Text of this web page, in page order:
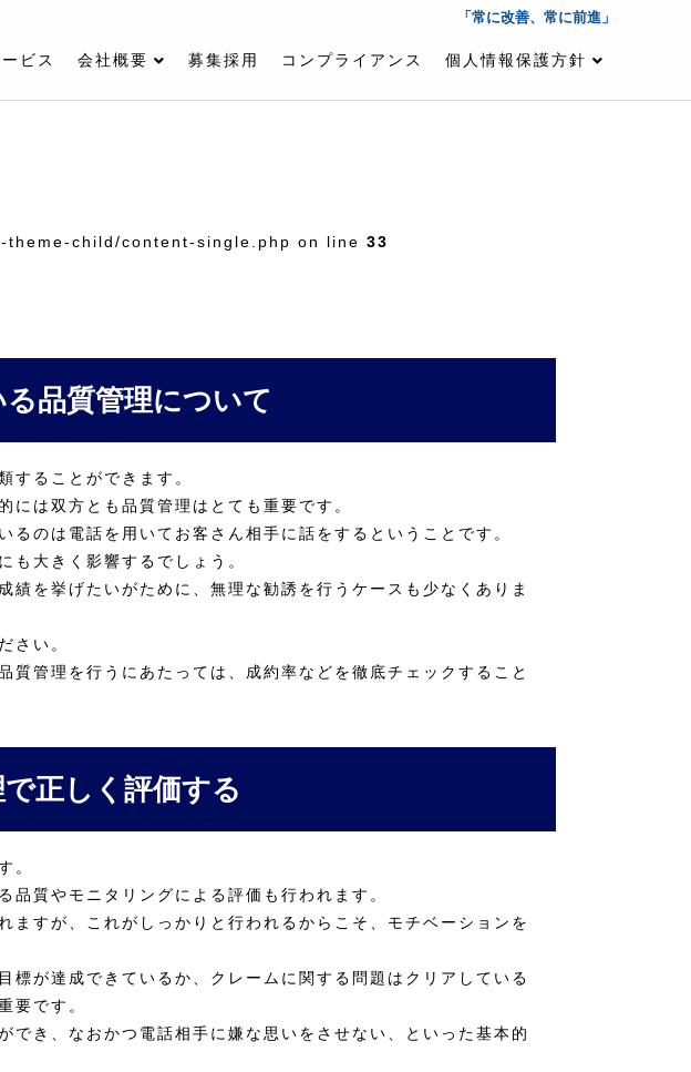
「常に改善、常に前進」
ビス 会社概要 募集採用 コンプライアンス 個人情報保護方針
theme-child/content-single.php on line33
品質管理について
することができます。
は双方とも品質管理はとても重要です。
のは電話を用いてお客さん相手に話をするということです。
も大きく影響するでしょう。
を挙げたいがために、無理な勧誘を行うケースも少なくありま
さい。
管理を行うにあたっては、成約率などを徹底チェックすること
正しく評価する
。
質やモニタリングによる評価も行われます。
すが、これがしっかりと行われるからこそ、モチベーションを
が達成できているか、クレームに関する問題はクリアしている
要です。
き、なおかつ電話相手に嫌な思いをさせない、といった基本的